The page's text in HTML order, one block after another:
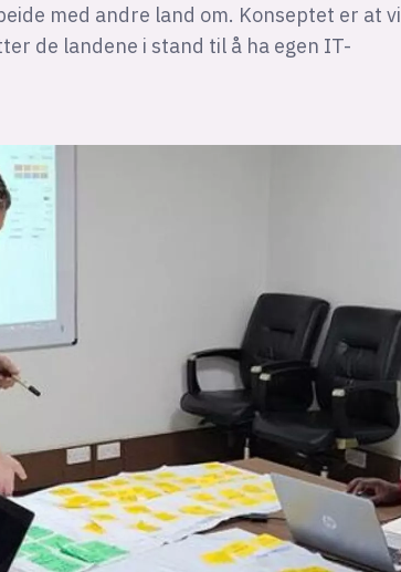
med andre land om. Konseptet er at vi
de landene i stand til å ha egen IT-